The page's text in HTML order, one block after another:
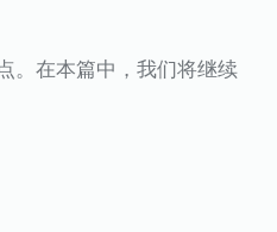
。在本篇中，我们将继续